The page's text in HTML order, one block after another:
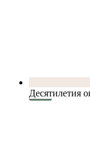
Десятилетия